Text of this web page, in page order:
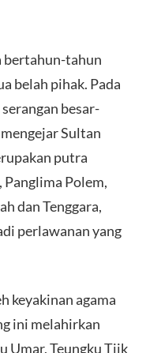
bertahun-tahun
belah pihak. Pada
besar-
Sultan
putra
Polem,
dan Tenggara,
perlawanan yang
keyakinan agama
ini melahirkan
Umar, Teungku Tjik